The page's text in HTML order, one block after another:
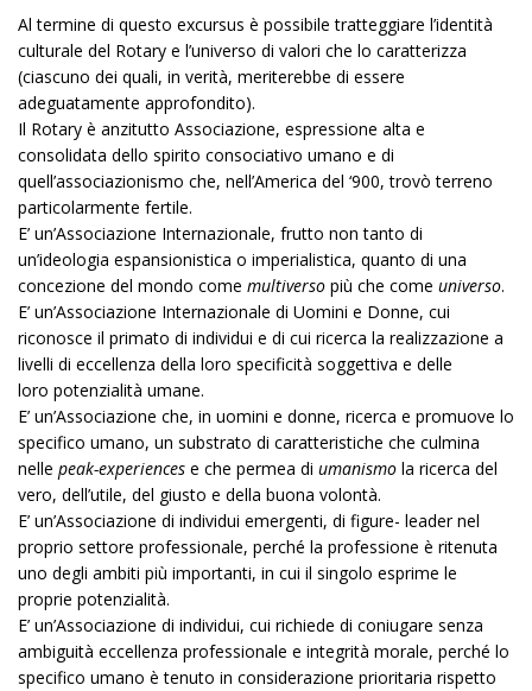
Al termine di questo excursus è possibile tratteggiare l’identità
culturale del Rotary e l’universo di valori che lo caratterizza
(ciascuno dei quali, in verità, meriterebbe di essere
adeguatamente approfondito).
Il Rotary è anzitutto Associazione, espressione alta e
consolidata dello spirito consociativo umano e di
quell’associazionismo che, nell’America del ‘900, trovò terreno
particolarmente fertile.
E’ un’Associazione Internazionale, frutto non tanto di
un’ideologia espansionistica o imperialistica, quanto di una
concezione del mondo come multiverso più che come universo.
E’ un’Associazione Internazionale di Uomini e Donne, cui
riconosce il primato di individui e di cui ricerca la realizzazione a
livelli di eccellenza della loro specificità soggettiva e delle
loro potenzialità umane.
E’ un’Associazione che, in uomini e donne, ricerca e promuove lo
specifico umano, un substrato di caratteristiche che culmina
nelle peak-experiences e che permea di umanismo la ricerca del
vero, dell’utile, del giusto e della buona volontà.
E’ un’Associazione di individui emergenti, di figure- leader nel
proprio settore professionale, perché la professione è ritenuta
uno degli ambiti più importanti, in cui il singolo esprime le
proprie potenzialità.
E’ un’Associazione di individui, cui richiede di coniugare senza
ambiguità eccellenza professionale e integrità morale, perché lo
specifico umano è tenuto in considerazione prioritaria rispetto